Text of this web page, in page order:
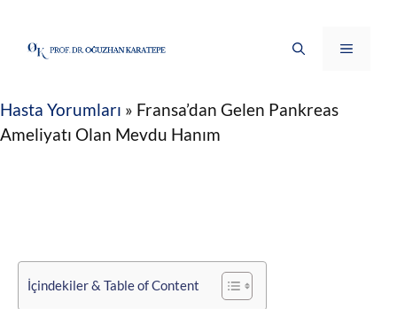
Menü
Hasta Yorumları » Fransa’dan Gelen Pankreas
Ameliyatı Olan Mevdu Hanım
İçindekiler & Table of Content